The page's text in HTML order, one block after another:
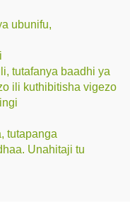
ubunifu,
tutafanya baadhi ya
ili kuthibitisha vigezo
tutapanga
Unahitaji tu